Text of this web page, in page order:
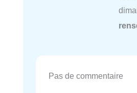
Pas de commentaire